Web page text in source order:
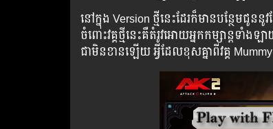
នៅក្នុង Version ថ្មី​នេះ​ដែរ​ក៏​មាន​បន្ថែម​ជូន​នូ
ចំពោះ​វគ្គ​ថ្មី​នេះ​គឺ​​តំរូវ​​អោយ​​អ្នក​​​កម្សាន្ត​​​ទាំង​​
ជា​មិន​ខាន​ឡើយ​ អ្វីដែលខុសគ្នាពីវគ្គ